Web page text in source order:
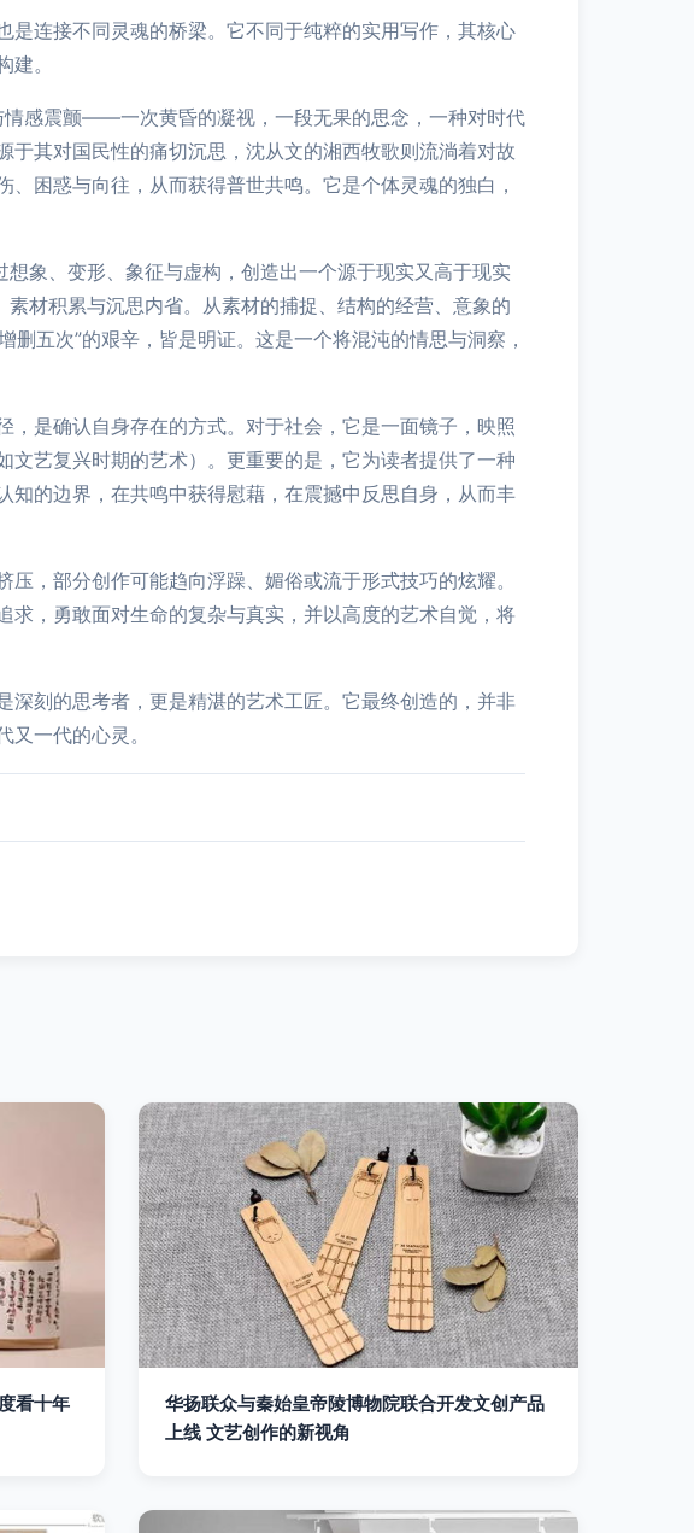
连接不同灵魂的桥梁。它不同于纯粹的实用写作，其核心
。
情感震颤——一次黄昏的凝视，一段无果的思念，一种对时代
其对国民性的痛切沉思，沈从文的湘西牧歌则流淌着对故
困惑与向往，从而获得普世共鸣。它是个体灵魂的独白，
象、变形、象征与虚构，创造出一个源于现实又高于现实
材积累与沉思内省。从素材的捕捉、结构的经营、意象的
五次”的艰辛，皆是明证。这是一个将混沌的情思与洞察，
是确认自身存在的方式。对于社会，它是一面镜子，映照
艺复兴时期的艺术）。更重要的是，它为读者提供了一种
的边界，在共鸣中获得慰藉，在震撼中反思自身，从而丰
，部分创作可能趋向浮躁、媚俗或流于形式技巧的炫耀。
，勇敢面对生命的复杂与真实，并以高度的艺术自觉，将
刻的思考者，更是精湛的艺术工匠。它最终创造的，并非
一代的心灵。
看十年
华扬联众与秦始皇帝陵博物院联合开发文创产品
上线 文艺创作的新视角